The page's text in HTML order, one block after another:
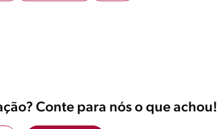
Conte para nós o que achou!